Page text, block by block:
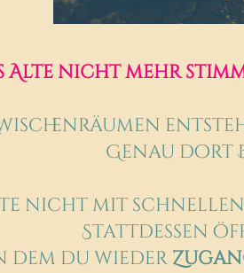
Alte nicht mehr
Genau dort
nicht mit
Stattdessen
dem du wieder